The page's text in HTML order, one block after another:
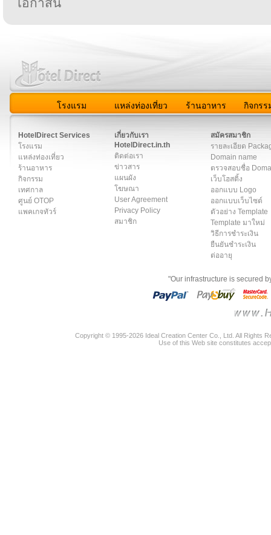
โรงแรม แหล่งท่องเที่ยว ร้านอาหาร กิจกรร
HotelDirect Services
โรงแรม
แหล่งท่องเที่ยว
ร้านอาหาร
กิจกรรม
เทศกาล
ศูนย์ OTOP
แพคเกจทัวร์
เกี่ยวกับเรา
HotelDirect.in.th
ติดต่อเรา
ข่าวสาร
แผนผัง
โฆษณา
User Agreement
Privacy Policy
สมาชิก
สมัครสมาชิก
รายละเอียด
Domain name
ตรวจสอบชื่อ
เว็บโฮสติ้ง
ออกแบบ Logo
ออกแบบเว็บไซต์
ตัวอย่าง Template
Template มาใหม่
วิธีการชำระเงิน
ยืนยันชำระเงิน
ต่ออายุ
"Our infrastructure is secured
Copyright © 1995-2026 Ideal Creation Center Co., Ltd. All Rights
Use of this Web site constitutes